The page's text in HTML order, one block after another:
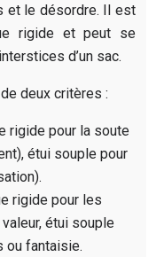
et le désordre. Il est
rigide et peut se
d’un sac.
deux critères :
rigide pour la soute
étui souple pour
rigide pour les
étui souple
ou fantaisie.